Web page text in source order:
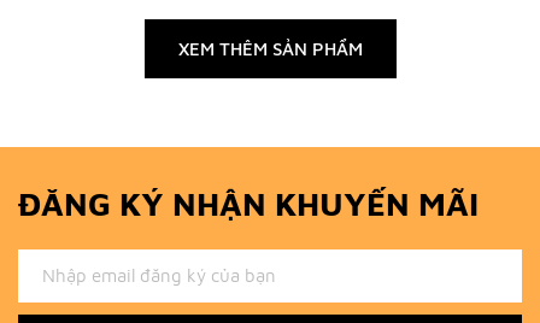
XEM THÊM SẢN PHẨM
ĐĂNG KÝ NHẬN KHUYẾN MÃI